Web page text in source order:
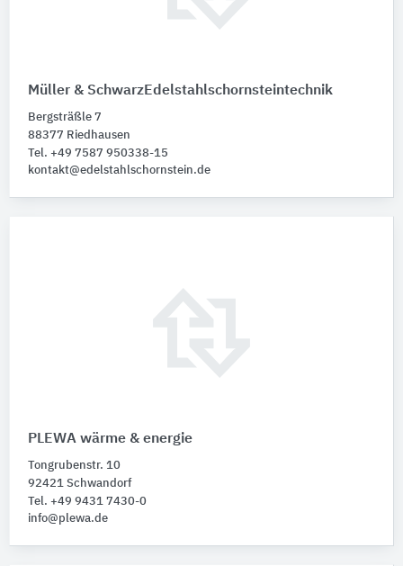
Müller & SchwarzEdelstahlschornsteintechnik
Bergsträßle 7
88377 Riedhausen
Tel. +49 7587 950338-15
kontakt@edelstahlschornstein.de
PLEWA wärme & energie
Tongrubenstr. 10
92421 Schwandorf
Tel. +49 9431 7430-0
info@plewa.de